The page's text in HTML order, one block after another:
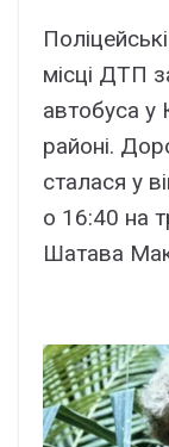
місці ДТП
автобуса у
районі.
сталася у
о 16:40 на
Шатава